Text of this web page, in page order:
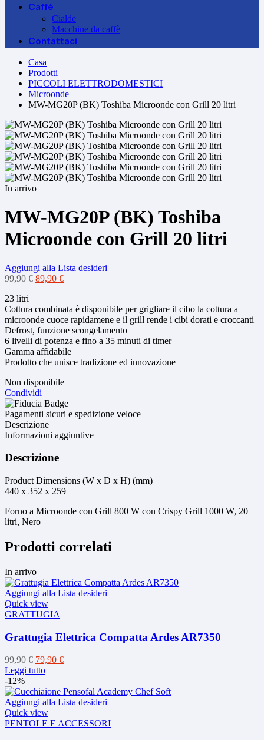
Caffè
Cialde
Macchine da caffè
Contattaci
Casa
Prodotti
PICCOLI ELETTRODOMESTICI
Microonde
MW-MG20P (BK) Toshiba Microonde con Grill 20 litri
In arrivo
MW-MG20P (BK) Toshiba
Microonde con Grill 20 litri
Aggiungi alla Lista desideri
99,90€ Il
era:
99,90 €.
89,90 €Il
è:
89,90 €.
23 litri
Cottura combinata è disponibile per grigliare il cibo la cottura a
microonde cuoce rapidamene e il grill rende i cibi dorati e croccanti
Defrost, funzione scongelamento
6 livelli di potenza e fino a 35 minuti di timer
Gamma affidabile
Prodotto che unisce tradizione ed innovazione
Non disponibile
Condividi
Pagamenti sicuri e spedizione veloce
Descrizione
Informazioni aggiuntive
Descrizione
Product Dimensions (W x D x H) (mm)
440 x 352 x 259
Forno a Microonde con Grill 800 W con Crispy Grill 1000 W, 20
litri, Nero
Prodotti correlati
In arrivo
Aggiungi alla Lista desideri
Quick view
GRATTUGIA
Grattugia Elettrica Compatta Ardes AR7350
99,90€ Il
prezzo
era:
99,90 €.
79,90 €Il
è:
79,90 €.
Leggi tutto
-12%
Aggiungi alla Lista desideri
Quick view
PENTOLE E ACCESSORI